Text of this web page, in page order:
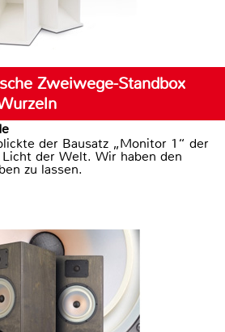
Zweiwege-Standbox
der Bausatz „Monitor 1“ der
der Welt. Wir haben den
zu lassen.